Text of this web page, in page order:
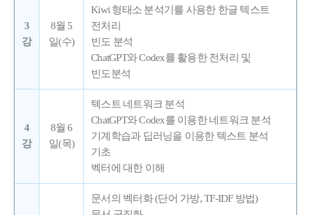
3
강
8월 5
일(수)
Kiwi 형태소 분석기를 사용한 한글 텍스트
전처리
빈도 분석
ChatGPT와 Codex를 활용한 전처리 및
빈도분석
4
강
8월 6
일(목)
텍스트 네트워크 분석
ChatGPT와 Codex를 이용한 네트워크 분석
기계학습과 딥러닝을 이용한 텍스트 분석
기초
벡터에 대한 이해
문서의 벡터화 (단어 가방, TF-IDF 방법)